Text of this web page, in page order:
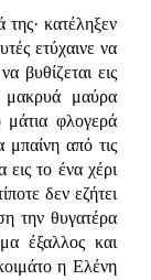
κατέληξεν
ετύχαινε να
βυθίζεται εις
μακρυά μαύρα
μάτια φλογερά
από τις
εις το ένα χέρι
δεν εζήτει
την θυγατέρα
έξαλλος και
η Ελένη